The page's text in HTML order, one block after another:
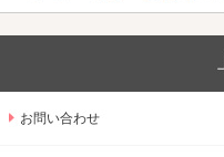
お問い合わせ